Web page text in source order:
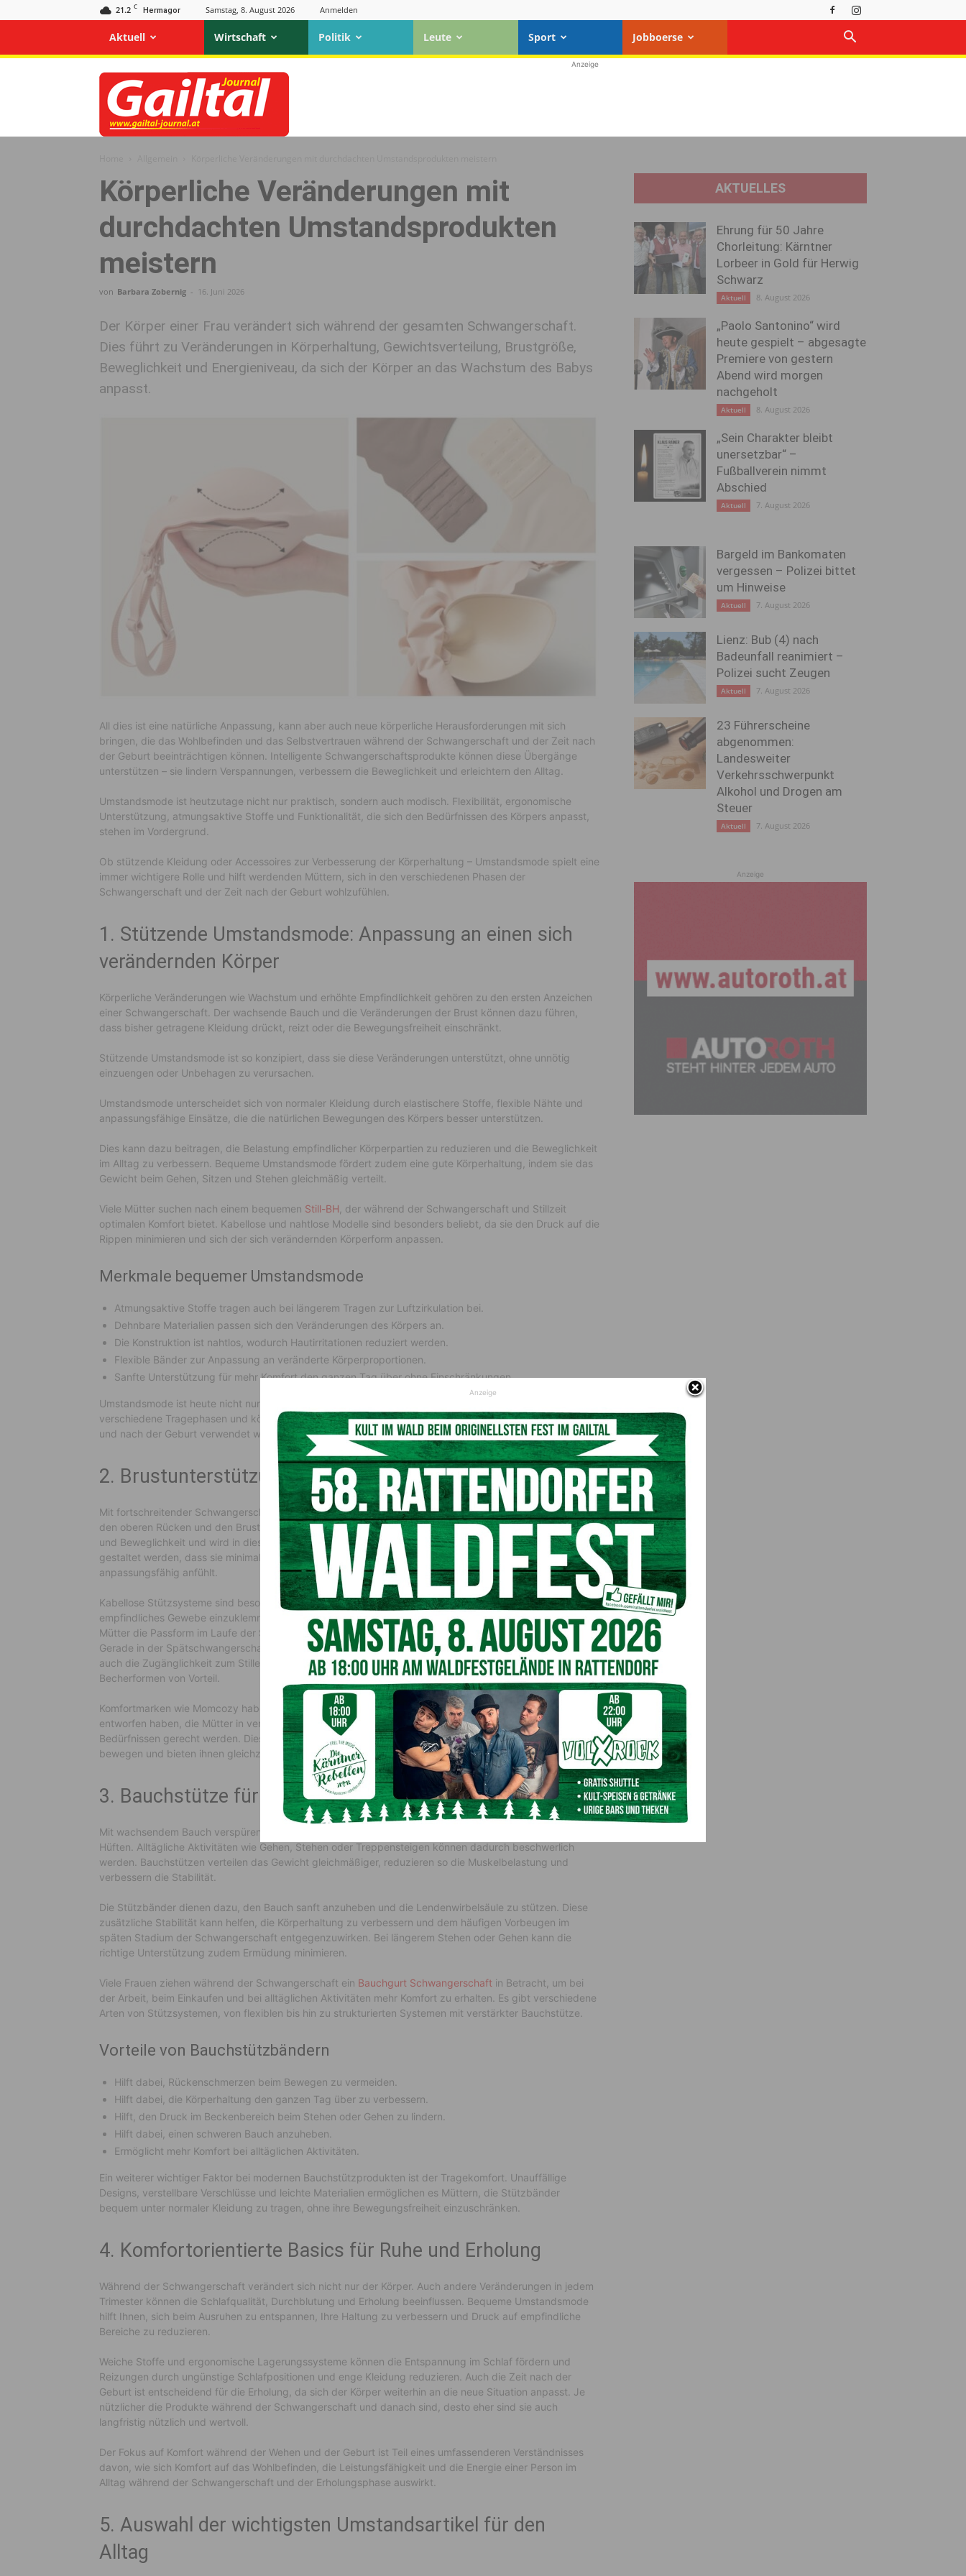
21.2 C Hermagor Samstag, 8. August 2026 Anmelden
Aktuell Wirtschaft Politik Leute Sport Jobboerse
Gailtal
Journal
Anzeige
Körperliche Veränderungen mit
durchdachten Umstandsprodukten
meistern
von Barbara Zobernig - 16. Juni 2026
Der Körper einer Frau verändert sich während der gesamten Schwangerschaft.
Dies führt zu Veränderungen in Körperhaltung, Gewichtsverteilung, Brustgröße,
Beweglichkeit und Energieniveau, da sich der Körper an das Wachstum des Babys
anpasst.
All dies ist eine natürliche Anpassung, kann aber auch neue körperliche Herausforderungen mit sich
bringen, die das Wohlbefinden und das Selbstvertrauen während der Schwangerschaft und der Zeit nach
der Geburt beeinträchtigen können. Intelligente Schwangerschaftsprodukte können diese Übergänge
unterstützen – sie lindern Verspannungen, verbessern die Beweglichkeit und erleichtern den Alltag.
Umstandsmode ist heutzutage nicht nur praktisch, sondern auch modisch. Flexibilität, ergonomische
Unterstützung, atmungsaktive Stoffe und Funktionalität, die sich den Bedürfnissen des Körpers anpasst,
stehen im Vordergrund.
Ob stützende Kleidung oder Accessoires zur Verbesserung der Körperhaltung – Umstandsmode spielt eine
immer wichtigere Rolle und hilft werdenden Müttern, sich in den verschiedenen Phasen der
Schwangerschaft und der Zeit nach der Geburt wohlzufühlen.
1. Stützende Umstandsmode: Anpassung an einen sich
verändernden Körper
Körperliche Veränderungen wie Wachstum und erhöhte Empfindlichkeit gehören zu den ersten Anzeichen
einer Schwangerschaft. Der wachsende Bauch und die Veränderungen der Brust können dazu führen,
dass bisher getragene Kleidung drückt, reizt oder die Bewegungsfreiheit einschränkt.
Stützende Umstandsmode ist so konzipiert, dass sie diese Veränderungen unterstützt, ohne unnötig
einzuengen oder Unbehagen zu verursachen.
Umstandsmode unterscheidet sich von normaler Kleidung durch elastischere Stoffe, flexible Nähte und
anpassungsfähige Einsätze, die die natürlichen Bewegungen des Körpers besser unterstützen.
Dies kann dazu beitragen, die Belastung empfindlicher Körperpartien zu reduzieren und die Beweglichkeit
im Alltag zu verbessern. Bequeme Umstandsmode fördert zudem eine gute Körperhaltung, indem sie das
Gewicht beim Gehen, Sitzen und Stehen gleichmäßig verteilt.
Viele Mütter suchen nach einem bequemen Still-BH , der während der Schwangerschaft und Stillzeit
optimalen Komfort bietet. Kabellose und nahtlose Modelle sind besonders beliebt, da sie den Druck auf die
Rippen minimieren und sich der sich verändernden Körperform anpassen.
Merkmale bequemer Umstandsmode
Atmungsaktive Stoffe tragen auch bei längerem Tragen zur Luftzirkulation bei.
Dehnbare Materialien passen sich den Veränderungen des Körpers an.
Die Konstruktion ist nahtlos, wodurch Hautirritationen reduziert werden.
Flexible Bänder zur Anpassung an veränderte Körperproportionen.
Sanfte Unterstützung für mehr Komfort den ganzen Tag über ohne Einschränkungen.
Umstandsmode ist heute nicht nur bequem, sondern auch vielseitig. Viele Stützkleidungsstücke bieten
verschiedene Tragephasen und können während der gesamten Schwangerschaft, Stillzeit, beim Schlafen
und nach der Geburt verwendet werden, ohne dass man etwas austauschen muss.
2. Brustunterstützung und Alltagsbeweglichkeit
Mit fortschreitender Schwangerschaft werden die Brüste schwerer und empfindlicher, was die Schultern,
den oberen Rücken und den Brustkorb stärker belastet. Die richtige Unterstützung ist wichtig für Haltung
und Beweglichkeit und wird in dieser Zeit noch wichtiger. Stützende Kleidung für Schwangere kann so
gestaltet werden, dass sie minimalen Druck ausübt und sich den ganzen Tag über natürlich und
anpassungsfähig anfühlt.
Kabellose Stützsysteme sind besonders vorteilhaft, da sie sich der Brustform anpassen, ohne
empfindliches Gewebe einzuklemmen. Dank verstellbarer Träger und dehnbarer Materialien können
Mütter die Passform im Laufe der Schwangerschaft leichter an ihre sich verändernde Größe anpassen.
Gerade in der Spätschwangerschaft und während der Vorbereitung auf die Zeit nach der Geburt sollte
auch die Zugänglichkeit zum Stillen berücksichtigt werden; hierbei sind einhändig bedienbare und flexible
Becherformen von Vorteil.
Komfortmarken wie Momcozy haben zur Entwicklung von Umstandsmode beigetragen, indem sie Designs
entworfen haben, die Mütter in verschiedenen Phasen ihrer Schwangerschaft unterstützen und ihren
Bedürfnissen gerecht werden. Diese modernen Lösungen ermöglichen es Müttern, sich mühelos zu
bewegen und bieten ihnen gleichzeitig funktionale Unterstützung für den Alltag.
3. Bauchstütze für Haltung und täglichen Komfort
Mit wachsendem Bauch verspüren viele Schwangere Druck auf den unteren Rücken, das Becken und die
Hüften. Alltägliche Aktivitäten wie Gehen, Stehen oder Treppensteigen können dadurch beschwerlich
werden. Bauchstützen verteilen das Gewicht gleichmäßiger, reduzieren so die Muskelbelastung und
verbessern die Stabilität.
Die Stützbänder dienen dazu, den Bauch sanft anzuheben und die Lendenwirbelsäule zu stützen. Diese
zusätzliche Stabilität kann helfen, die Körperhaltung zu verbessern und dem häufigen Vorbeugen im
späten Stadium der Schwangerschaft entgegenzuwirken. Bei längerem Stehen oder Gehen kann die
richtige Unterstützung zudem Ermüdung minimieren.
Viele Frauen ziehen während der Schwangerschaft ein Bauchgurt Schwangerschaft in Betracht, um bei
der Arbeit, beim Einkaufen und bei alltäglichen Aktivitäten mehr Komfort zu erhalten. Es gibt verschiedene
Arten von Stützsystemen, von flexiblen bis hin zu strukturierten Systemen mit verstärkter Bauchstütze.
Vorteile von Bauchstützbändern
Hilft dabei, Rückenschmerzen beim Bewegen zu vermeiden.
Hilft dabei, die Körperhaltung den ganzen Tag über zu verbessern.
Hilft, den Druck im Beckenbereich beim Stehen oder Gehen zu lindern.
Hilft dabei, einen schweren Bauch anzuheben.
Ermöglicht mehr Komfort bei alltäglichen Aktivitäten.
Ein weiterer wichtiger Faktor bei modernen Bauchstützprodukten ist der Tragekomfort. Unauffällige
Designs, verstellbare Verschlüsse und leichte Materialien ermöglichen es Müttern, die Stützbänder
bequem unter normaler Kleidung zu tragen, ohne ihre Bewegungsfreiheit einzuschränken.
4. Komfortorientierte Basics für Ruhe und Erholung
Während der Schwangerschaft verändert sich nicht nur der Körper. Auch andere Veränderungen in jedem
Trimester können die Schlafqualität, Durchblutung und Erholung beeinflussen. Bequeme Umstandsmode
hilft Ihnen, sich beim Ausruhen zu entspannen, Ihre Haltung zu verbessern und Druck auf empfindliche
Bereiche zu reduzieren.
Weiche Stoffe und ergonomische Lagerungssysteme können die Entspannung im Schlaf fördern und
Reizungen durch ungünstige Schlafpositionen und enge Kleidung reduzieren. Auch die Zeit nach der
Geburt ist entscheidend für die Erholung, da sich der Körper weiterhin an die neue Situation anpasst. Je
nützlicher die Produkte während der Schwangerschaft und danach sind, desto eher sind sie auch
langfristig nützlich und wertvoll.
Der Fokus auf Komfort während der Wehen und der Geburt ist Teil eines umfassenderen Verständnisses
davon, wie sich Komfort auf das Wohlbefinden, die Leistungsfähigkeit und die Energie einer Person im
Alltag während der Schwangerschaft und der Erholungsphase auswirkt.
5. Auswahl der wichtigsten Umstandsartikel für den
Alltag
AKTUELLES
Ehrung für 50 Jahre
Chorleitung: Kärntner
Lorbeer in Gold für Herwig
Schwarz
Aktuell 8. August 2026
„Paolo Santonino“ wird
heute gespielt – abgesagte
Premiere von gestern
Abend wird morgen
nachgeholt
Aktuell 8. August 2026
„Sein Charakter bleibt
unersetzbar“ –
Fußballverein nimmt
Abschied
Aktuell 7. August 2026
Bargeld im Bankomaten
vergessen – Polizei bittet
um Hinweise
Aktuell 7. August 2026
Lienz: Bub (4) nach
Badeunfall reanimiert –
Polizei sucht Zeugen
Aktuell 7. August 2026
23 Führerscheine
abgenommen:
Landesweiter
Verkehrsschwerpunkt
Alkohol und Drogen am
Steuer
Aktuell 7. August 2026
Anzeige
Anzeige